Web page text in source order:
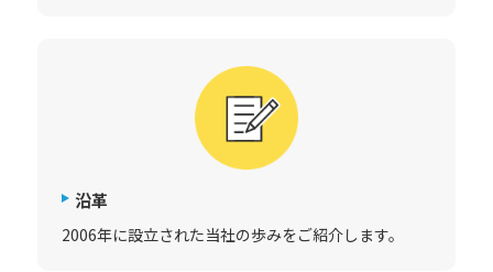
沿革
2006年に設立された当社の歩みをご紹介します。